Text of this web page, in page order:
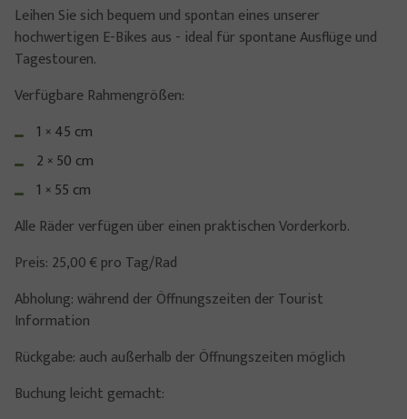
Leihen Sie sich bequem und spontan eines unserer
hochwertigen E-Bikes aus - ideal für spontane Ausflüge und
Tagestouren.
Verfügbare Rahmengrößen:
1 × 45 cm
2 × 50 cm
1 × 55 cm
Alle Räder verfügen über einen praktischen Vorderkorb.
Preis: 25,00 € pro Tag/Rad
Abholung: während der Öffnungszeiten der Tourist
Information
Rückgabe: auch außerhalb der Öffnungszeiten möglich
Buchung leicht gemacht: